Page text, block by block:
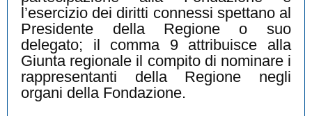
l’esercizio dei diritti connessi spettano al
Presidente della Regione o suo
delegato; il comma 9 attribuisce alla
Giunta regionale il compito di nominare i
rappresentanti della Regione negli
organi della Fondazione.